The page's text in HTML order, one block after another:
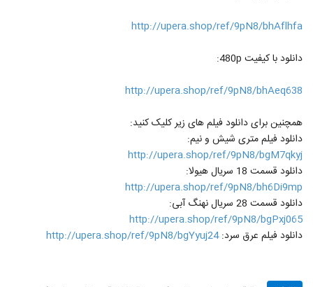
http://upera.shop/ref/9pN8/bhAflhfa
دانلود با کیفیت 480p:
http://upera.shop/ref/9pN8/bhAeq638
همچنین برای دانلود فیلم های زیر کلیک کنید:
دانلود فیلم متری شیش و نیم:
http://upera.shop/ref/9pN8/bgM7qkyj
دانلود قسمت 18 سریال هیولا:
http://upera.shop/ref/9pN8/bh6Di9mp
دانلود قسمت 28 سریال نهنگ آبی:
http://upera.shop/ref/9pN8/bgPxj065
دانلود فیلم عرق سرد:http://upera.shop/ref/9pN8/bgYyuj24